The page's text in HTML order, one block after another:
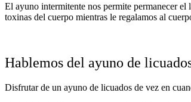
El ayuno intermitente nos permite permanecer
toxinas del cuerpo mientras le regalamos al
Hablemos del ayuno de
Disfrutar de un ayuno de licuados de vez en